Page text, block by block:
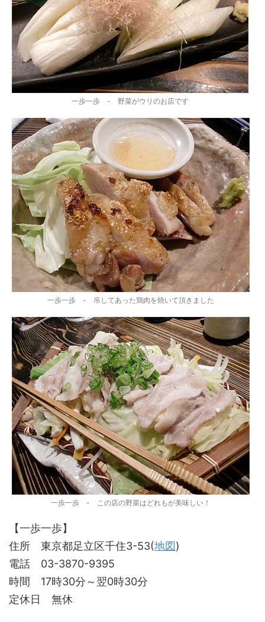
一歩一歩 - 野菜がウリのお店です
一歩一歩 - 吊してあった鶏肉を焼いて頂きました
一歩一歩 - この店の野菜はどれもが美味しい！
【一歩一歩】
住所 東京都足立区千住3-53(地図)
電話 03-3870-9395
時間 17時30分～翌0時30分
定休日 無休